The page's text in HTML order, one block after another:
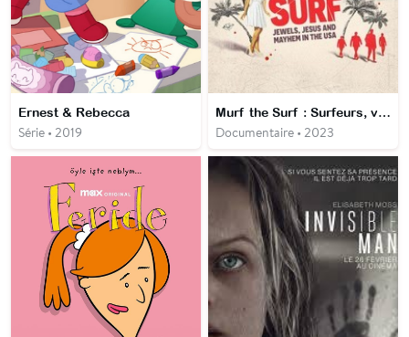
Ernest & Rebecca
Série • 2019
Murf the Surf : Surfeurs, voleurs et convertis
Documentaire • 2023